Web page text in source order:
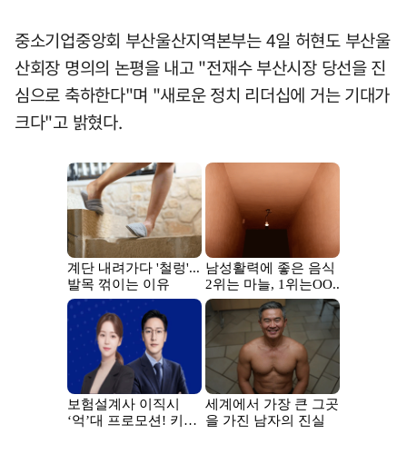
중소기업중앙회 부산울산지역본부는 4일 허현도 부산울
산회장 명의의 논평을 내고 "전재수 부산시장 당선을 진
심으로 축하한다"며 "새로운 정치 리더십에 거는 기대가
크다"고 밝혔다.